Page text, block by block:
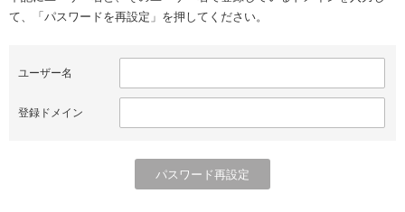
て、「パスワードを再設定」を押してください。
ユーザー名
登録ドメイン